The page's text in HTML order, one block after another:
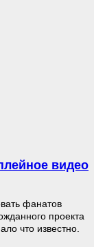
видео
фанатов
проекта
что известно.